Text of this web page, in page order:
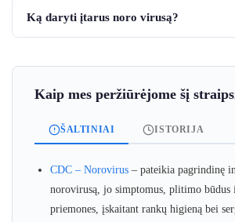
Ką daryti įtarus noro virusą?
Kaip mes peržiūrėjome šį
ŠALTINIAI ISTORIJA
CDC – Norovirus – pateikia pagrindinę
norovirusą, jo simptomus, plitimo būdus
priemones, įskaitant rankų higieną bei